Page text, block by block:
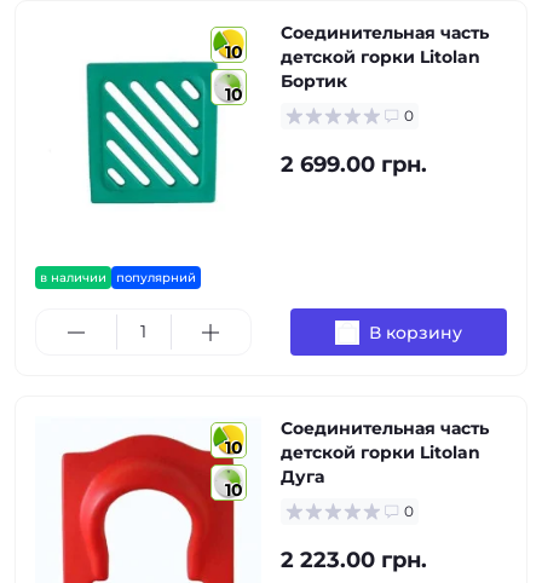
10
10
в наличии популярний
Соединительная часть
детской горки Litolan
Бортик
0
2 699.00 грн.
В корзину
10
10
Соединительная часть
детской горки Litolan
Дуга
0
2 223.00 грн.